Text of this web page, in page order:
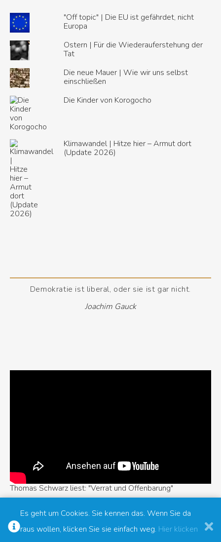
"Off topic" | Die EU ist gefährdet, nicht
Europa
Ostern | Für die Wiederauferstehung der
Tat
Die neue Mauer | Wie wir uns selbst
einschließen
Die Kinder von Korogocho
Klimawandel | Hitze hier – Armut dort
(Update 2026)
Demokratie ist liberal, oder sie ist gar nicht.
Joachim Gauck
Thomas Schwarz liest: "Verrat und Offenbarung"
© ThomasSchwarzBonn - 2026 ©
Es geht um Cookies. Sie kennen das. Wenn Sie da
raus wollen, klicken Sie sie einfach weg. Hier klicken